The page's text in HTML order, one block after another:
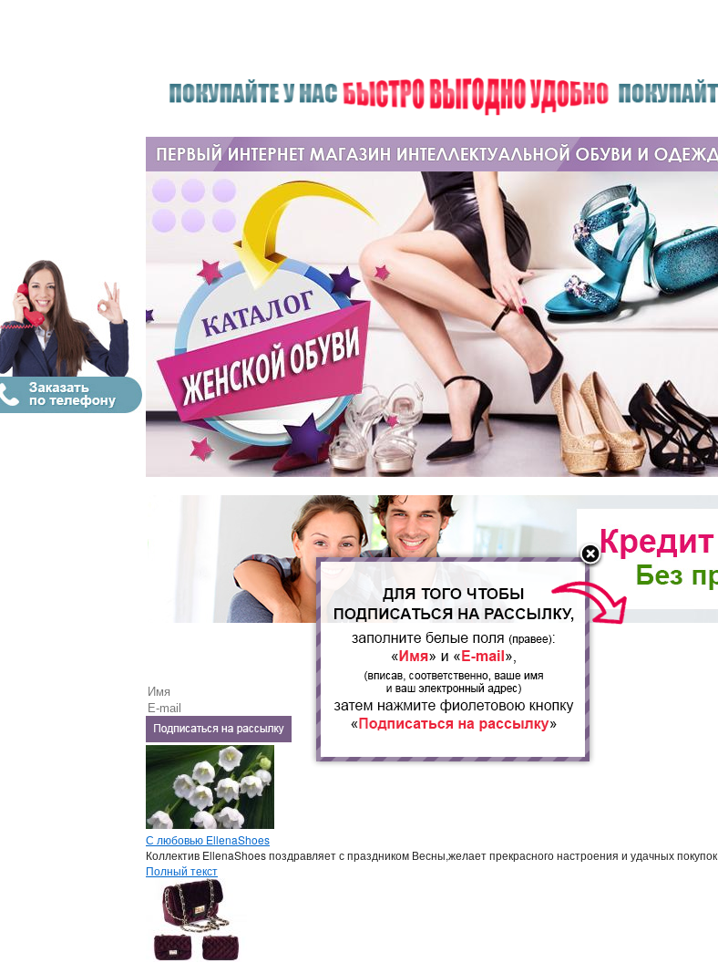
С любовью EllenaShoes
Коллектив EllenaShoes поздравляет с праздником Весны,желает прекрасного настроения и удачных покупок
Полный текст